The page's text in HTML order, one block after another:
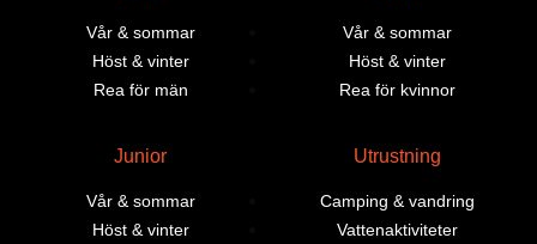
Vår & sommar
Höst & vinter
Rea för män
Vår & sommar
Höst & vinter
Rea för kvinnor
Junior
Vår & sommar
Höst & vinter
Utrustning
Camping & vandring
Vattenaktiviteter